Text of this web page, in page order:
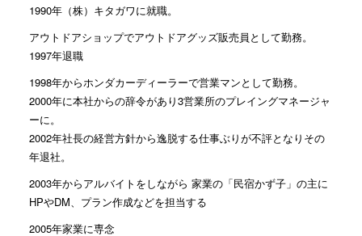
1990年（株）キタガワに就職。
アウトドアショップでアウトドアグッズ販売員として勤務。
1997年退職
1998年からホンダカーディーラーで営業マンとして勤務。
2000年に本社からの辞令があり3営業所のプレイングマネージャ
ーに。
2002年社長の経営方針から逸脱する仕事ぶりが不評となりその
年退社。
2003年からアルバイトをしながら 家業の「民宿かず子」の主に
HPやDM、プラン作成などを担当する
2005年家業に専念